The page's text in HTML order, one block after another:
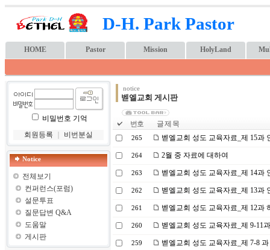
D-H. Park Pastor
HOME Pastor Mission HolyLand
비밀번호 기억
회원등록
비번분실
Notice
전체보기
컨퍼런스(포럼)
설문투표
질문답변 Q&A
도움말
게시판
notice
벧엘교회 게시판
번호 글 제 목
265 벧엘교회 성도 교육자료_제 15과
264 2월 중 자료에 대하여
263 벧엘교회 성도 교육자료_제 14과
262 벧엘교회 성도 교육자료_제 13과
261 벧엘교회 성도 교육자료_제 12과
260 벧엘교회 성도 교육자료_제 9-11
259 벧엘교회 성도 교육자료_제 7-8